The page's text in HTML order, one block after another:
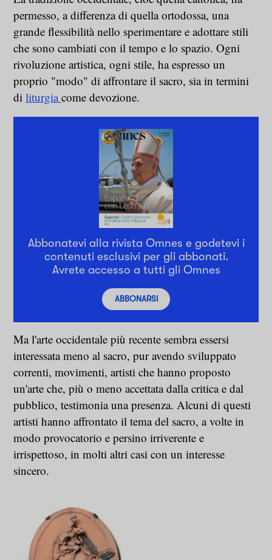
permesso, a differenza di quella ortodossa, una
grande flessibilità nello sperimentare e adottare stili
che sono cambiati con il tempo e lo spazio. Ogni
rivoluzione artistica, ogni stile, ha espresso un
proprio "modo" di affrontare il sacro, sia in termini
diliturgiacome devozione.
Abbonatevi alla rivista Omnes e godetevi i
contenuti esclusivi per gli abbonati.
Avrete accesso a tutti gli Omnes
ABBONARSI
Ma l'arte occidentale più recente sembra essersi
interessata meno al sacro, pur avendo sviluppato
correnti, movimenti, artisti che hanno proposto
un'arte che, più o meno accettata dalla critica e dal
pubblico, testimonia una presenza. Alcuni di questi
artisti hanno affrontato il tema del sacro, a volte in
modo provocatorio e persino irriverente e
irrispettoso, in molti altri casi con un interesse
sincero.